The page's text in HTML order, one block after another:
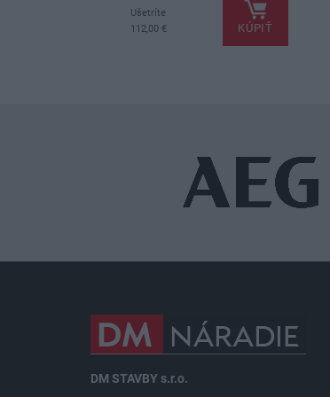
Ušetríte
112,00 €
KÚPIŤ
DM STAVBY s.r.o.